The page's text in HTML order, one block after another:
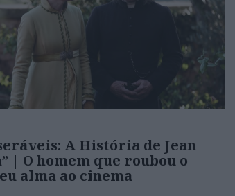
A História de Jean
| O homem que roubou o
alma ao cinema